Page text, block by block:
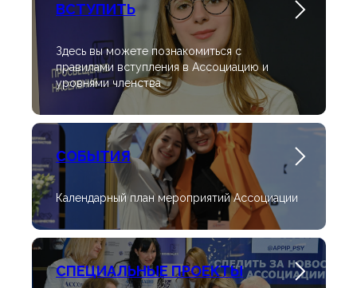
ВСТУПИТЬ
Здесь вы можете познакомиться с
правилами вступления в Ассоциацию и
уровнями членства
СОБЫТИЯ
Календарный план мероприятий Ассоциации
СПЕЦИАЛЬНЫЕ ПРОЕКТЫ